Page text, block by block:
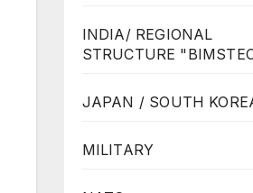
INDIA/ REGIONAL
STRUCTURE
JAPAN / SOUTH
MILITARY